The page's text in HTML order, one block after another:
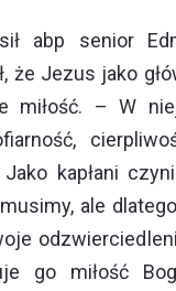
abp senior
że Jezus jako
miłość. – W
kapłani
ale
go miłość